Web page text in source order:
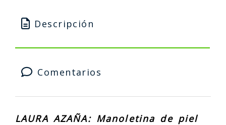
Descripción
Comentarios
LAURA AZAÑA: Manoletina de piel